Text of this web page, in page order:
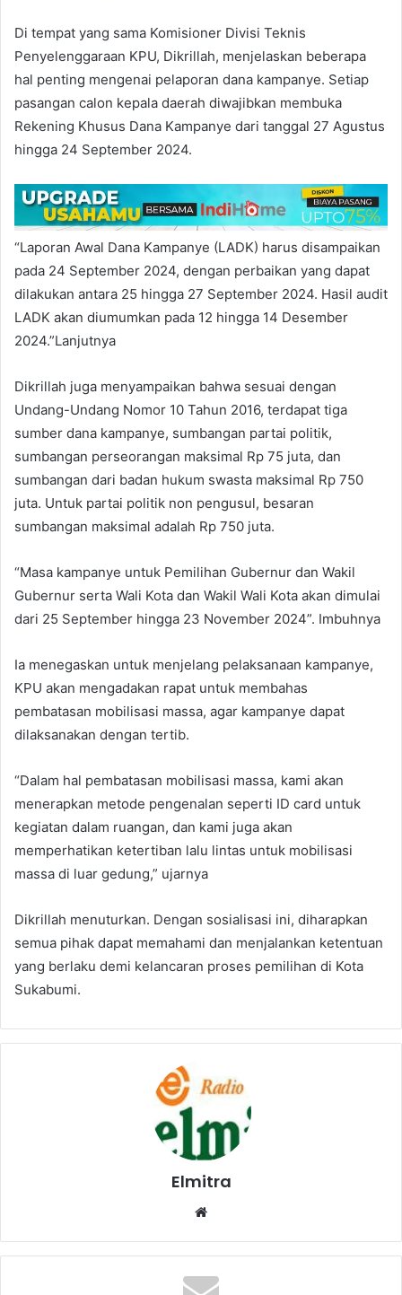
Di tempat yang sama Komisioner Divisi Teknis
Penyelenggaraan KPU, Dikrillah, menjelaskan beberapa
hal penting mengenai pelaporan dana kampanye. Setiap
pasangan calon kepala daerah diwajibkan membuka
Rekening Khusus Dana Kampanye dari tanggal 27 Agustus
hingga 24 September 2024.
“Laporan Awal Dana Kampanye (LADK) harus disampaikan
pada 24 September 2024, dengan perbaikan yang dapat
dilakukan antara 25 hingga 27 September 2024. Hasil audit
LADK akan diumumkan pada 12 hingga 14 Desember
2024.”Lanjutnya
Dikrillah juga menyampaikan bahwa sesuai dengan
Undang-Undang Nomor 10 Tahun 2016, terdapat tiga
sumber dana kampanye, sumbangan partai politik,
sumbangan perseorangan maksimal Rp 75 juta, dan
sumbangan dari badan hukum swasta maksimal Rp 750
juta. Untuk partai politik non pengusul, besaran
sumbangan maksimal adalah Rp 750 juta.
“Masa kampanye untuk Pemilihan Gubernur dan Wakil
Gubernur serta Wali Kota dan Wakil Wali Kota akan dimulai
dari 25 September hingga 23 November 2024”. Imbuhnya
Ia menegaskan untuk menjelang pelaksanaan kampanye,
KPU akan mengadakan rapat untuk membahas
pembatasan mobilisasi massa, agar kampanye dapat
dilaksanakan dengan tertib.
“Dalam hal pembatasan mobilisasi massa, kami akan
menerapkan metode pengenalan seperti ID card untuk
kegiatan dalam ruangan, dan kami juga akan
memperhatikan ketertiban lalu lintas untuk mobilisasi
massa di luar gedung,” ujarnya
Dikrillah menuturkan. Dengan sosialisasi ini, diharapkan
semua pihak dapat memahami dan menjalankan ketentuan
yang berlaku demi kelancaran proses pemilihan di Kota
Sukabumi.
Elmitra
Website